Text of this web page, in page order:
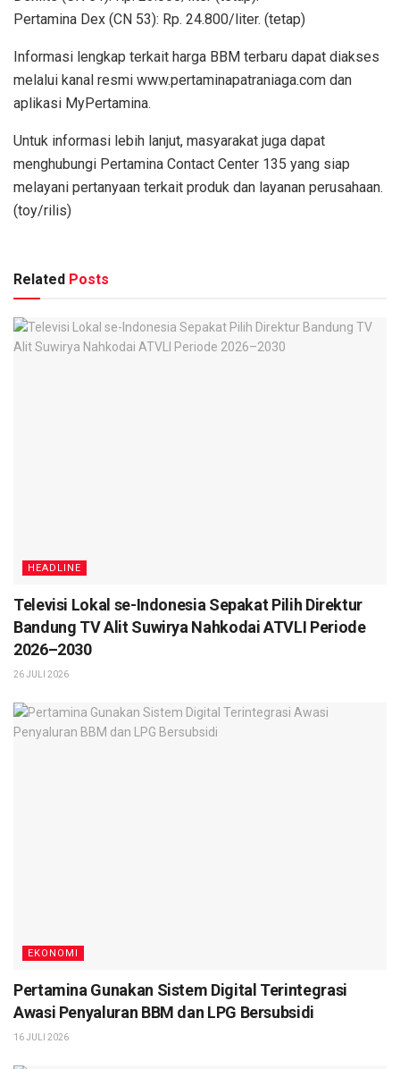
Pertamina Dex (CN 53): Rp. 24.800/liter. (tetap)
Informasi lengkap terkait harga BBM terbaru dapat diakses
melalui kanal resmi www.pertaminapatraniaga.com dan
aplikasi MyPertamina.
Untuk informasi lebih lanjut, masyarakat juga dapat
menghubungi Pertamina Contact Center 135 yang siap
melayani pertanyaan terkait produk dan layanan perusahaan.
(toy/rilis)
Related Posts
HEADLINE
Televisi Lokal se-Indonesia Sepakat Pilih Direktur
Bandung TV Alit Suwirya Nahkodai ATVLI Periode
2026–2030
26 JULI 2026
EKONOMI
Pertamina Gunakan Sistem Digital Terintegrasi
Awasi Penyaluran BBM dan LPG Bersubsidi
16 JULI 2026